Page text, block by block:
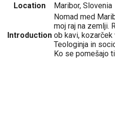
Location
Maribor, Slovenia
Introduction
Nomad med
moj raj na zemlji.
ob kavi, kozarček
Teologinja in
Ko se pomešajo